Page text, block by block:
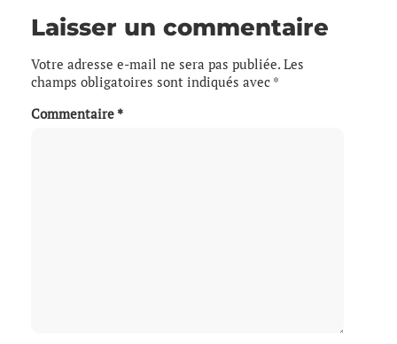
Laisser un commentaire
Votre adresse e-mail ne sera pas publiée. Les
champs obligatoires sont indiqués avec *
Commentaire *